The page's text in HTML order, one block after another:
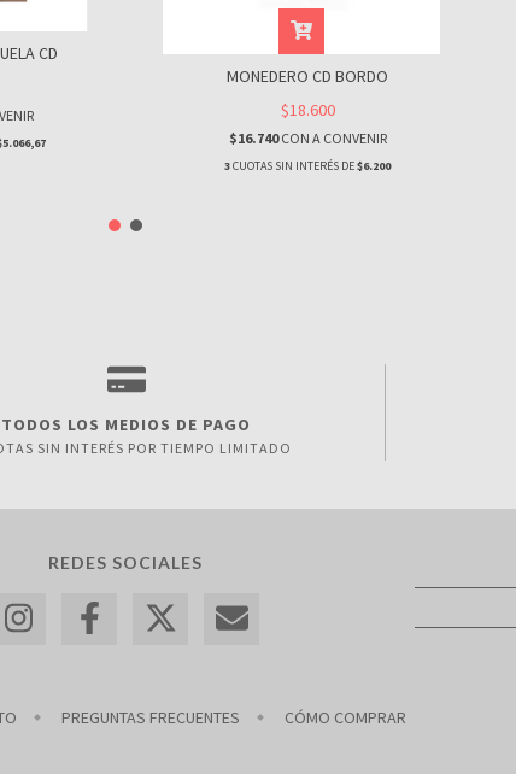
CD
MONEDERO CD BORDO
$18.600
$16.740CON A CONVENIR
3CUOTAS SIN INTERÉS DE$6.200
TODOS LOS MEDIOS DE PAGO
SIN INTERÉS POR TIEMPO LIMITADO
REDES SOCIALES
PREGUNTAS FRECUENTES CÓMO COMPRAR